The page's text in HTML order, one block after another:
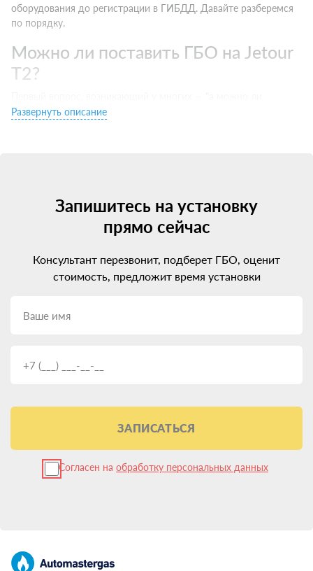
оборудования до регистрации в ГИБДД. Давайте разберемся
по порядку.
Можно ли поставить ГБО на Jetour
T2?
установить ГБО на мой Jetour T2?". Ответ — да, на
требуется специальное ГБО последних поколений, которое
дороже, но полностью совместимо с этими сложными
В остальном установить ГБО на Jetour T2 можно независимо
от возраста, пробега или типа двигателя — будь то
подобрать оборудование, соответствующее характеристикам
разбираемся в поколениях
T2. Сейчас на рынке представлены системы от 2-го до 5-го
поколения. Каждое новое поколение совершеннее
авто. Но и цена, соответственно, выше.
Для большинства владельцев Jetour T2 оптимальным
Установить ГБО 5 поколения имеет смысл на современные
Развернуть описание
Запишитесь на установку
прямо сейчас
Консультант перезвонит, подберет ГБО, оценит
стоимость, предложит время установки
ЗАПИСАТЬСЯ
Согласен на обработку персональных данных